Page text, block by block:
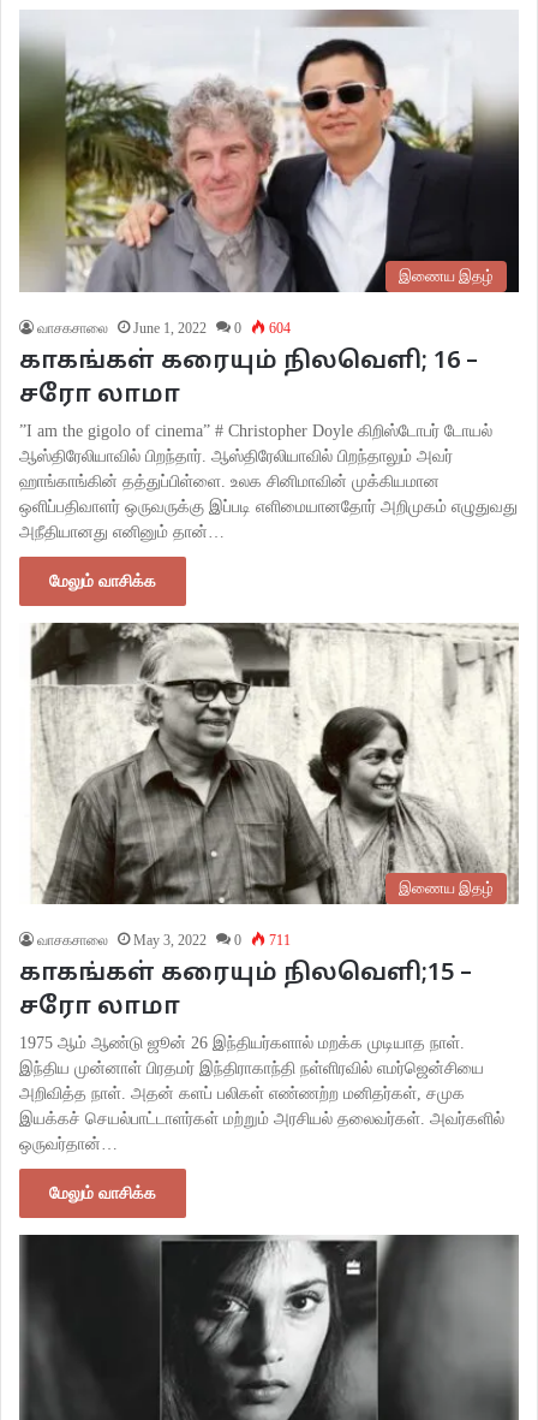
இணைய இதழ்
வாசகசாலை June 1, 2022 0 604
காகங்கள் கரையும் நிலவெளி; 16 –
சரோ லாமா
”I am the gigolo of cinema” # Christopher Doyle கிறிஸ்டோபர் டோயல்
ஆஸ்திரேலியாவில் பிறந்தார். ஆஸ்திரேலியாவில் பிறந்தாலும் அவர்
ஹாங்காங்கின் தத்துப்பிள்ளை. உலக சினிமாவின் முக்கியமான
ஒளிப்பதிவாளர் ஒருவருக்கு இப்படி எளிமையானதோர் அறிமுகம் எழுதுவது
அநீதியானது எனினும் தான்…
மேலும் வாசிக்க
இணைய இதழ்
வாசகசாலை May 3, 2022 0 711
காகங்கள் கரையும் நிலவெளி;15 –
சரோ லாமா
1975 ஆம் ஆண்டு ஜூன் 26 இந்தியர்களால் மறக்க முடியாத நாள்.
இந்திய முன்னாள் பிரதமர் இந்திராகாந்தி நள்ளிரவில் எமர்ஜென்சியை
அறிவித்த நாள். அதன் களப் பலிகள் எண்ணற்ற மனிதர்கள், சமுக
இயக்கச் செயல்பாட்டாளர்கள் மற்றும் அரசியல் தலைவர்கள். அவர்களில்
ஒருவர்தான்…
மேலும் வாசிக்க